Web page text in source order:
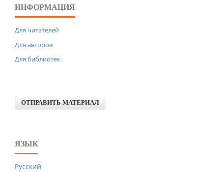
ИНФОРМАЦИЯ
Для читателей
Для авторов
Для библиотек
ОТПРАВИТЬ МАТЕРИАЛ
ЯЗЫК
Русский